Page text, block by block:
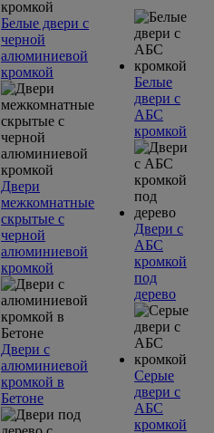
Белые двери с
черной
алюминиевой
кромкой
Двери
межкомнатные
скрытые с
черной
алюминиевой
кромкой
Двери с
алюминиевой
кромкой в
Бетоне
Белые
двери с
АБС
кромкой
Двери с
АБС
кромкой
под
дерево
Серые
двери с
АБС
кромкой